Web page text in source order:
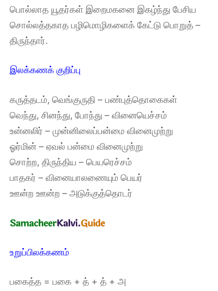
பொல்லாத யூதர்கள் இறைமகனை இகழ்ந்து பேசிய
சொல்லத்தகாத பழிமொழிகளைக் கேட்டு பொறுத் –
திருந்தார்.
இலக்கணக் குறிப்பு
கருத்தடம், வெங்குருதி – பண்புத்தொகைகள்
வெந்து, சினந்து, போந்து – வினையெச்சம்
உன்னலிர் – முன்னிலைப்பன்மை வினைமுற்று
ஓர்மின் – ஏவல் பன்மை வினைமுற்று
சொற்ற, திருந்திய – பெயரெச்சம்
பாதகர் – வினையாலணையும் பெயர்
ஊன்ற ஊன்ற – அடுக்குத்தொடர்
உறுப்பிலக்கணம்
பகைத்த = பகை + த் + த் + அ